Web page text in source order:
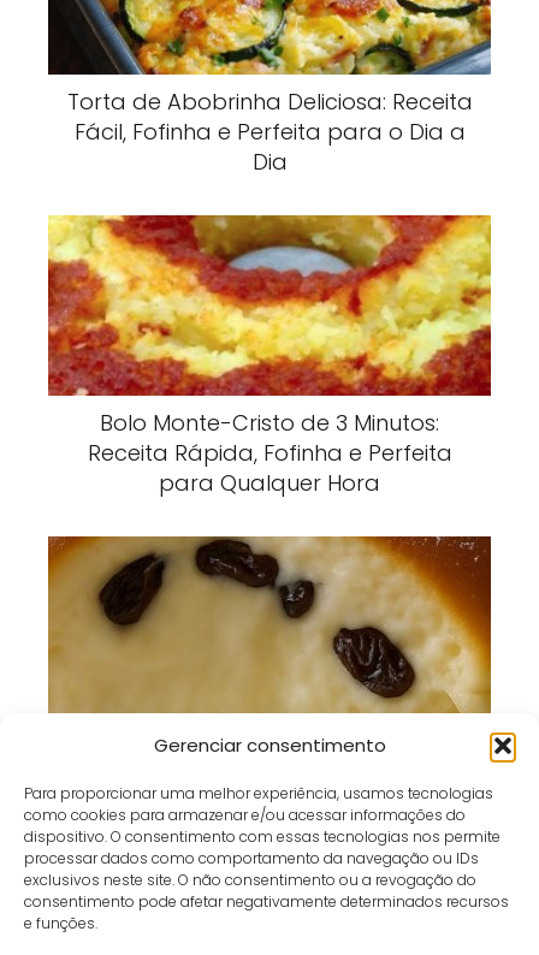
Gerenciar consentimento
Para proporcionar uma melhor experiência, usamos tecnologias
como cookies para armazenar e/ou acessar informações do
dispositivo. O consentimento com essas tecnologias nos permite
processar dados como comportamento da navegação ou IDs
exclusivos neste site. O não consentimento ou a revogação do
consentimento pode afetar negativamente determinados recursos
e funções.
Torta de Abobrinha Deliciosa: Receita
Fácil, Fofinha e Perfeita para o Dia a
Dia
Bolo Monte-Cristo de 3 Minutos:
Receita Rápida, Fofinha e Perfeita
para Qualquer Hora
Bolo Puff-Puff: Receita Fofinha, Leve e
Café e Gol receita
Sagu de Vinho com Creme: A Sobremesa Clássica que
Encanta Gerações